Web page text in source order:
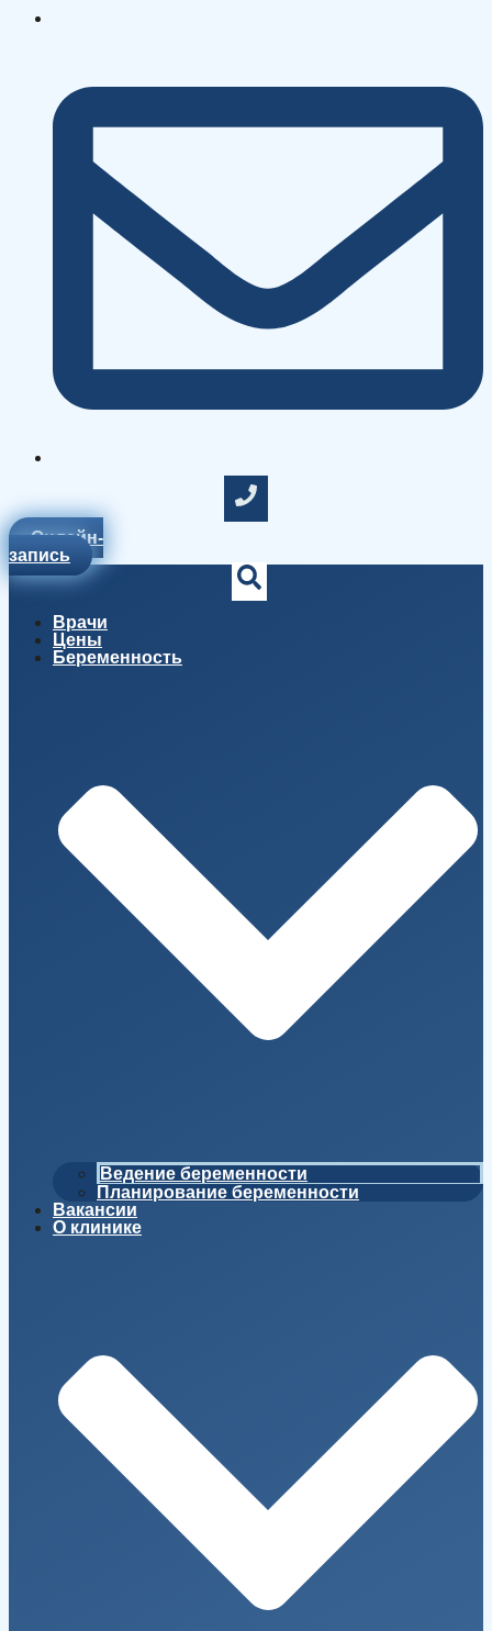
Онлайн-
запись
Врачи
Цены
Беременность
Ведение беременности
Планирование беременности
Вакансии
О клинике